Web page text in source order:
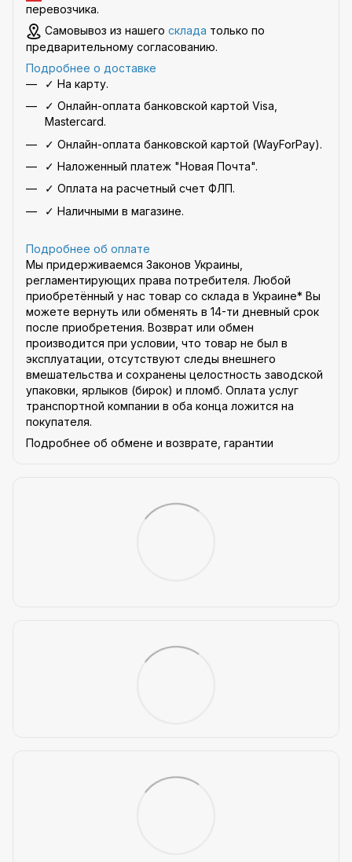
перевозчика.
Самовывоз из нашего склада только по
предварительному согласованию.
Подробнее о доставке
✓ На карту.
✓ Онлайн-оплата банковской картой Visa,
Mastercard.
✓ Онлайн-оплата банковской картой (WayForPay).
✓ Наложенный платеж "Новая Почта".
✓ Оплата на расчетный счет ФЛП.
✓ Наличными в магазине.
Подробнее об оплате
Мы придерживаемся Законов Украины,
регламентирующих права потребителя. Любой
приобретённый у нас товар со склада в Украине* Вы
можете вернуть или обменять в 14-ти дневный срок
после приобретения. Возврат или обмен
производится при условии, что товар не был в
эксплуатации, отсутствуют следы внешнего
вмешательства и сохранены целостность заводской
упаковки, ярлыков (бирок) и пломб. Оплата услуг
транспортной компании в оба конца ложится на
покупателя.
Подробнее об обмене и возврате, гарантии